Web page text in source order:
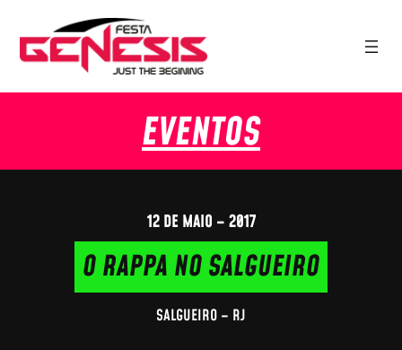
EVENTOS
12 DE MAIO – 2017
O RAPPA NO SALGUEIRO
SALGUEIRO – RJ